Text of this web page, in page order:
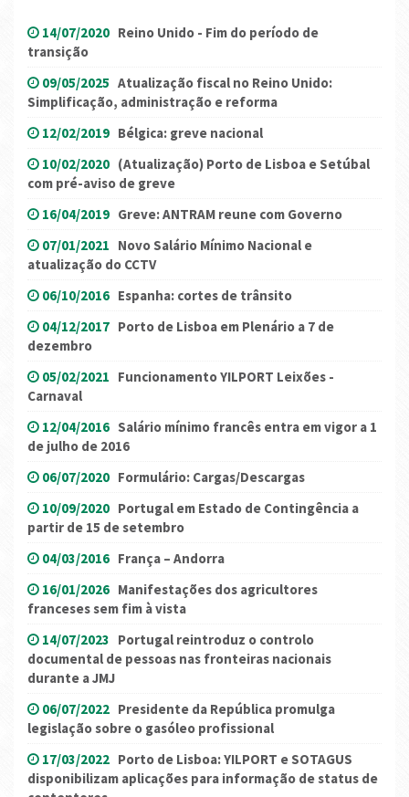
14/07/2020 Reino Unido - Fim do período de
transição
09/05/2025 Atualização fiscal no Reino Unido:
Simplificação, administração e reforma
12/02/2019 Bélgica: greve nacional
10/02/2020 (Atualização) Porto de Lisboa e Setúbal
com pré-aviso de greve
16/04/2019 Greve: ANTRAM reune com Governo
07/01/2021 Novo Salário Mínimo Nacional e
atualização do CCTV
06/10/2016 Espanha: cortes de trânsito
04/12/2017 Porto de Lisboa em Plenário a 7 de
dezembro
05/02/2021 Funcionamento YILPORT Leixões -
Carnaval
12/04/2016 Salário mínimo francês entra em vigor a 1
de julho de 2016
06/07/2020 Formulário: Cargas/Descargas
10/09/2020 Portugal em Estado de Contingência a
partir de 15 de setembro
04/03/2016 França – Andorra
16/01/2026 Manifestações dos agricultores
franceses sem fim à vista
14/07/2023 Portugal reintroduz o controlo
documental de pessoas nas fronteiras nacionais
durante a JMJ
06/07/2022 Presidente da República promulga
legislação sobre o gasóleo profissional
17/03/2022 Porto de Lisboa: YILPORT e SOTAGUS
disponibilizam aplicações para informação de status de